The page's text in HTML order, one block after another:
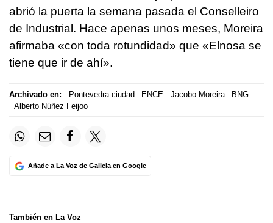
abrió la puerta la semana pasada el Conselleiro
de Industrial. Hace apenas unos meses, Moreira
afirmaba «con toda rotundidad» que «Elnosa se
tiene que ir de ahí».
Archivado en: Pontevedra ciudad ENCE Jacobo Moreira
BNG
Alberto Núñez Feijoo
Añade a La Voz de Galicia en Google
También en La Voz